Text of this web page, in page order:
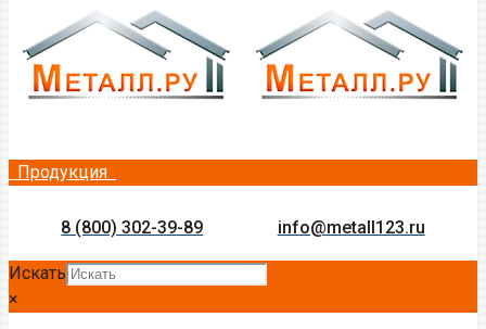
Продукция
8 (800) 302-39-89 info@metall123.ru
Искать
×